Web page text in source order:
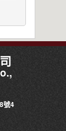
號4